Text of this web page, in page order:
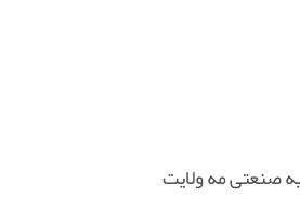
صنعتی مه ولایت